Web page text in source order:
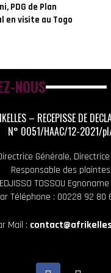
PDG de Plan
en visite au Togo
NOUS
– RECEPISSE DE
N° 0051/HAAC/12-2021/
Générale,
Responsable des
TOSSOU
Téléphone : 00228 92 80
Mail :